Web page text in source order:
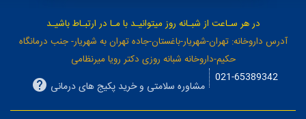
در هر سـاعت از شبـانه روز میتوانیـد با مـا در ارتبـاط باشیـد
آدرس داروخانه: تهران-شهریار-باغستان-جاده تهران به شهریار- جنب درمانگاه
حکیم-داروخانه شبانه روزی دکتر رویا میرنظامی
021-65389342
مشاوره سلامتی و خرید پکیج های درمانی